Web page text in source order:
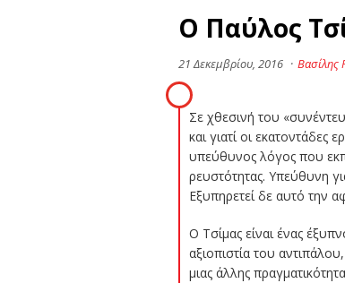
Ο Παύλος
21 Δεκεμβρίου, 2016 · Βασίλης
Σε χθεσινή του
και γιατί οι
υπεύθυνος λόγος που
ρευστότητας. Υπεύθυνη
Εξυπηρετεί δε αυτό την
Ο Τσίμας είναι ένας
αξιοπιστία του
μιας άλλης